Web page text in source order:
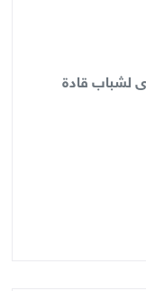
لشباب قادة